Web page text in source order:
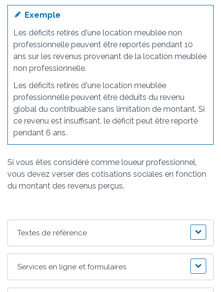
Exemple
Les déficits retirés d'une location meublée non
professionnelle peuvent être reportés pendant 10
ans sur les revenus provenant de la location meublée
non professionnelle.
Les déficits retirés d'une location meublée
professionnelle peuvent être déduits du revenu
global du contribuable sans limitation de montant. Si
ce revenu est insuffisant, le déficit peut être reporté
pendant 6 ans.
Si vous êtes considéré comme loueur professionnel,
vous devez verser des cotisations sociales en fonction
du montant des revenus perçus.
Textes de référence
Services en ligne et formulaires